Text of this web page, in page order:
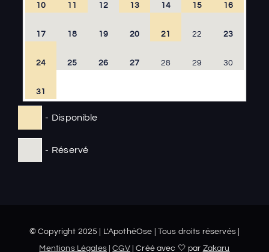
10 11 12 13 14 15 16
17 18 19 20 21 22 23
24 25 26 27 28 29 30
31
- Disponible
- Réservé
© Copyright 2025 | L'ApothéOse | Tous droits réservés |
Mentions Légales|CGV| Créé avec 🤍 par Zakaru